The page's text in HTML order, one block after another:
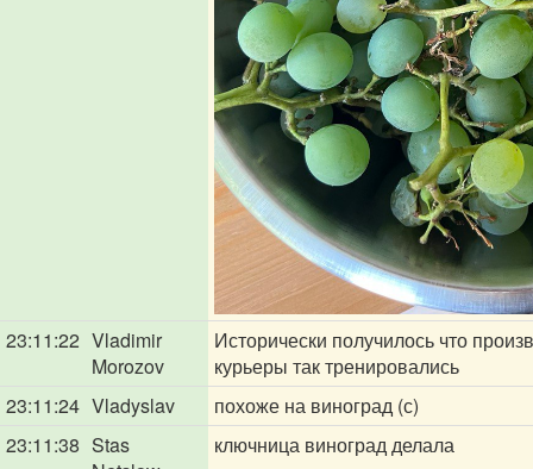
23:11:22 Vladimir
Morozov
Исторически получилось что
курьеры так тренировались
23:11:24 Vladyslav
похоже на виноград (с)
23:11:38 Stas
ключница виноград делала